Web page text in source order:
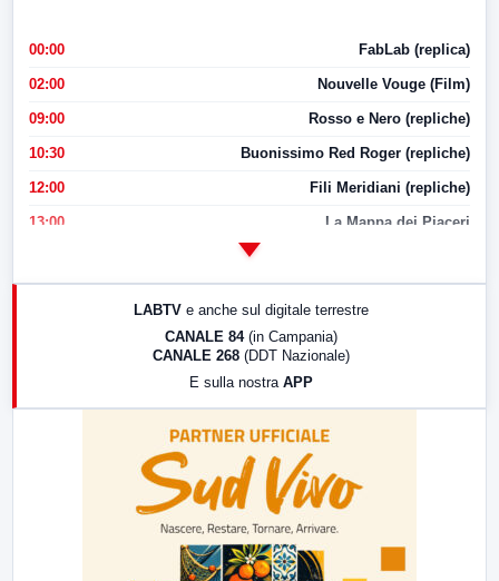
00:00 FabLab (replica)
02:00 Nouvelle Vouge (Film)
09:00 Rosso e Nero (repliche)
10:30 Buonissimo Red Roger (repliche)
12:00 Fili Meridiani (repliche)
13:00 La Mappa dei Piaceri
17:00 LabNews (replica)
LABTV e anche sul digitale terrestre
CANALE 84 (in Campania)
CANALE 268 (DDT Nazionale)
E sulla nostra APP